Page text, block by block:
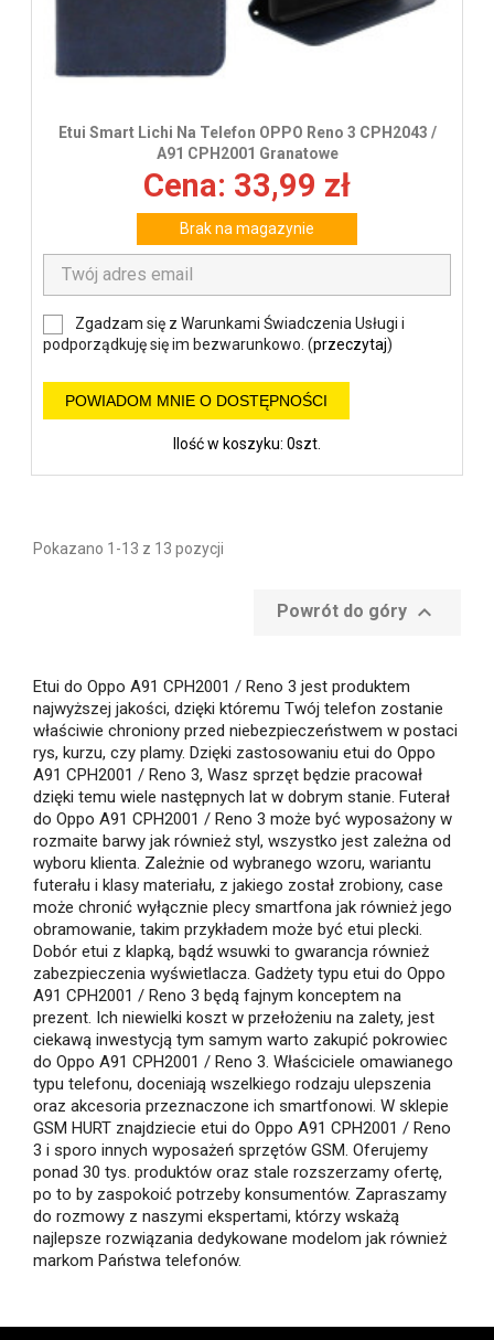
Etui Smart Lichi Na Telefon OPPO Reno 3 CPH2043 /
A91 CPH2001 Granatowe
Cena: 33,99 zł
Brak na magazynie
Zgadzam się z Warunkami Świadczenia Usługi i
podporządkuję się im bezwarunkowo. (przeczytaj)
POWIADOM MNIE O DOSTĘPNOŚCI
Ilość w koszyku: 0szt.
Pokazano 1-13 z 13 pozycji
Powrót do góry 
Etui do Oppo A91 CPH2001 / Reno 3 jest produktem
najwyższej jakości, dzięki któremu Twój telefon zostanie
właściwie chroniony przed niebezpieczeństwem w postaci
rys, kurzu, czy plamy. Dzięki zastosowaniu etui do Oppo
A91 CPH2001 / Reno 3, Wasz sprzęt będzie pracował
dzięki temu wiele następnych lat w dobrym stanie. Futerał
do Oppo A91 CPH2001 / Reno 3 może być wyposażony w
rozmaite barwy jak również styl, wszystko jest zależna od
wyboru klienta. Zależnie od wybranego wzoru, wariantu
futerału i klasy materiału, z jakiego został zrobiony, case
może chronić wyłącznie plecy smartfona jak również jego
obramowanie, takim przykładem może być etui plecki.
Dobór etui z klapką, bądź wsuwki to gwarancja również
zabezpieczenia wyświetlacza. Gadżety typu etui do Oppo
A91 CPH2001 / Reno 3 będą fajnym konceptem na
prezent. Ich niewielki koszt w przełożeniu na zalety, jest
ciekawą inwestycją tym samym warto zakupić pokrowiec
do Oppo A91 CPH2001 / Reno 3. Właściciele omawianego
typu telefonu, doceniają wszelkiego rodzaju ulepszenia
oraz akcesoria przeznaczone ich smartfonowi. W sklepie
GSM HURT znajdziecie etui do Oppo A91 CPH2001 / Reno
3 i sporo innych wyposażeń sprzętów GSM. Oferujemy
ponad 30 tys. produktów oraz stale rozszerzamy ofertę,
po to by zaspokoić potrzeby konsumentów. Zapraszamy
do rozmowy z naszymi ekspertami, którzy wskażą
najlepsze rozwiązania dedykowane modelom jak również
markom Państwa telefonów.